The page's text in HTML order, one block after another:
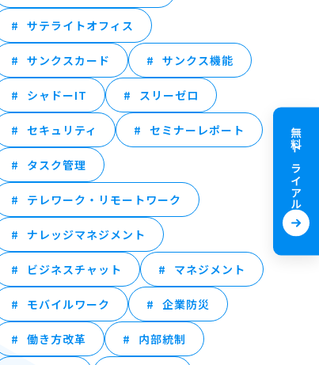
無料トライアル
サテライトオフィス
サンクスカード サンクス機能
シャドーIT スリーゼロ
セキュリティ セミナーレポート
タスク管理
テレワーク・リモートワーク
ナレッジマネジメント
ビジネスチャット マネジメント
モバイルワーク 企業防災
働き方改革 内部統制